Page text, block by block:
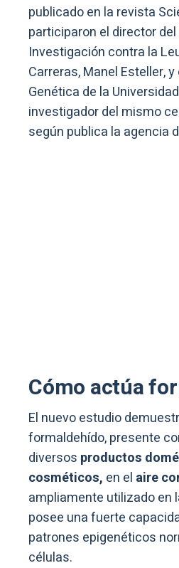
publicado en la revista
participaron el director
Investigación contra la
Carreras, Manel Esteller,
Genética de la
investigador del mismo
según publica la agencia
Cómo actúa
El nuevo estudio
formaldehído, presente
diversos productos
cosméticos, en el aire
ampliamente utilizado en
posee una fuerte
patrones epigenéticos
células.